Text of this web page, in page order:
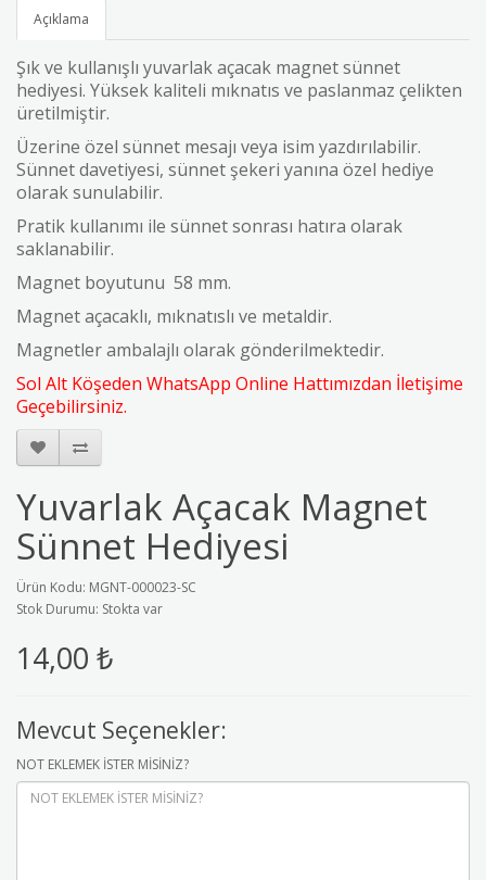
Açıklama
Şık ve kullanışlı yuvarlak açacak magnet sünnet
hediyesi. Yüksek kaliteli mıknatıs ve paslanmaz çelikten
üretilmiştir.
Üzerine özel sünnet mesajı veya isim yazdırılabilir.
Sünnet davetiyesi, sünnet şekeri yanına özel hediye
olarak sunulabilir.
Pratik kullanımı ile sünnet sonrası hatıra olarak
saklanabilir.
Magnet boyutunu 58 mm.
Magnet açacaklı, mıknatıslı ve metaldir.
Magnetler ambalajlı olarak gönderilmektedir.
Sol Alt Köşeden WhatsApp Online Hattımızdan İletişime
Geçebilirsiniz.
Yuvarlak Açacak Magnet
Sünnet Hediyesi
Ürün Kodu: MGNT-000023-SC
Stok Durumu: Stokta var
14,00 ₺
Mevcut Seçenekler:
NOT EKLEMEK İSTER MİSİNİZ?